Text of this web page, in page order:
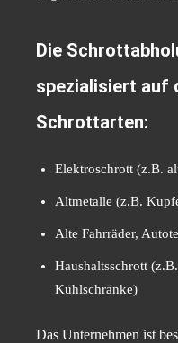
Die
spezialisiert auf
Schrottarten:
Elektroschrott (z.B.
Altmetalle (z.B.
Alte Fahrräder,
Haushaltsschrott
Kühlschränke)
Das Unternehmen ist